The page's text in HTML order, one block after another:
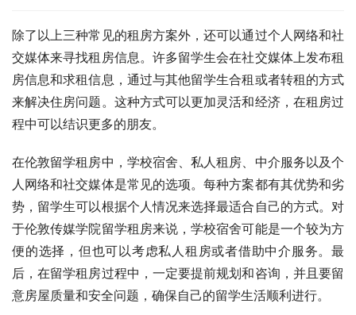
除了以上三种常见的租房方案外，还可以通过个人网络和社
交媒体来寻找租房信息。许多留学生会在社交媒体上发布租
房信息和求租信息，通过与其他留学生合租或者转租的方式
来解决住房问题。这种方式可以更加灵活和经济，在租房过
程中可以结识更多的朋友。
在伦敦留学租房中，学校宿舍、私人租房、中介服务以及个
人网络和社交媒体是常见的选项。每种方案都有其优势和劣
势，留学生可以根据个人情况来选择最适合自己的方式。对
于伦敦传媒学院留学租房来说，学校宿舍可能是一个较为方
便的选择，但也可以考虑私人租房或者借助中介服务。最
后，在留学租房过程中，一定要提前规划和咨询，并且要留
意房屋质量和安全问题，确保自己的留学生活顺利进行。